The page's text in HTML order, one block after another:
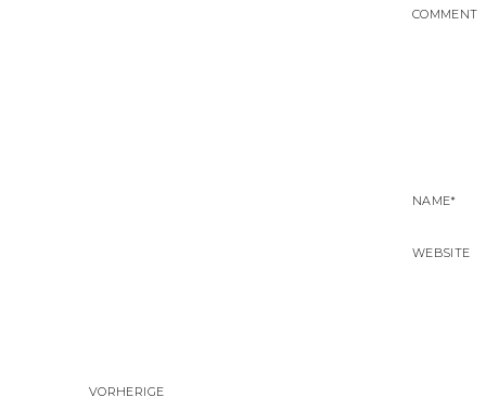
VORHERIGE